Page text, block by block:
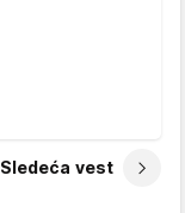
Sledeća vest